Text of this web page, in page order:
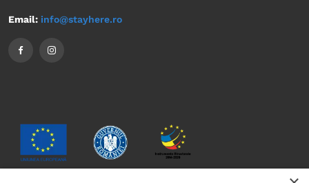
Email: info@stayhere.ro